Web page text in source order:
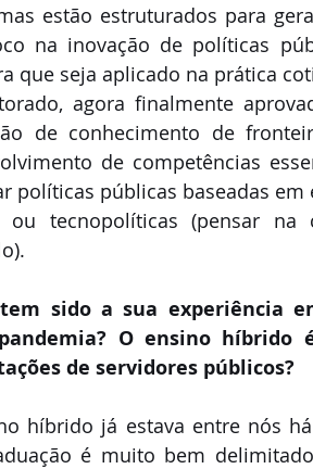
estão estruturados para
na inovação de políticas
que seja aplicado na prática
agora finalmente
de conhecimento de
de competências
políticas públicas baseadas
ou tecnopolíticas (pensar na
tem sido a sua experiência
O ensino híbrido
de servidores públicos?
híbrido já estava entre nós
é muito bem